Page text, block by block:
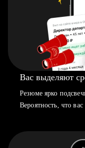
Вас выделяют
Резюме ярко
Вероятность, что